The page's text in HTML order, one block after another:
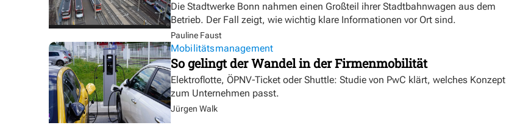
Die Stadtwerke Bonn nahmen einen Großteil ihrer Stadtbahnwagen aus dem
Betrieb. Der Fall zeigt, wie wichtig klare Informationen vor Ort sind.
Pauline Faust
Mobilitätsmanagement
So gelingt der Wandel in der Firmenmobilität
Elektroflotte, ÖPNV-Ticket oder Shuttle: Studie von PwC klärt, welches Konzept
zum Unternehmen passt.
Jürgen Walk